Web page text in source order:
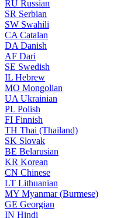
RU Russian
SR Serbian
SW Swahili
CA Catalan
DA Danish
AF Dari
SE Swedish
IL Hebrew
MO Mongolian
UA Ukrainian
PL Polish
FI Finnish
TH Thai (Thailand)
SK Slovak
BE Belarusian
KR Korean
CN Chinese
LT Lithuanian
MY Myanmar (Burmese)
GE Georgian
IN Hindi